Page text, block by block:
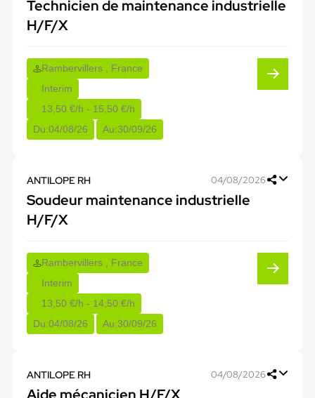
Technicien de maintenance industrielle
H/F/X
Rambervillers , France
Interim
13,50 €/h - 15,50 €/h
Du:04/08/26 Au:30/09/26
ANTILOPE RH 04/08/2026
Soudeur maintenance industrielle
H/F/X
Rambervillers , France
Interim
13,50 €/h - 14,50 €/h
Du:04/08/26 Au:30/09/26
ANTILOPE RH 04/08/2026